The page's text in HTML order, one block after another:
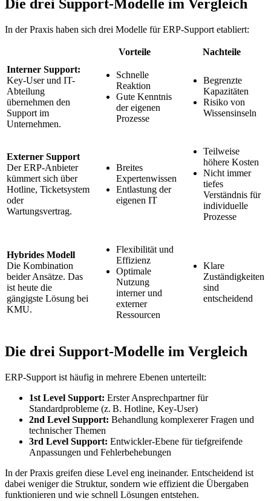
Die drei Support-Modelle im Vergleich
In der Praxis haben sich drei Modelle für ERP-Support etabliert:
Vorteile
Nachteile
Interner Support:
Key-User und IT-
Abteilung
übernehmen den
Support im
Unternehmen.
Schnelle
Reaktion
Gute Kenntnis
der eigenen
Prozesse
Begrenzte
Kapazitäten
Risiko von
Wissensinseln
Externer Support
Der ERP-Anbieter
kümmert sich über
Hotline, Ticketsystem
oder
Wartungsvertrag.
Breites
Expertenwissen
Entlastung der
eigenen IT
Teilweise
höhere Kosten
Nicht immer
tiefes
Verständnis für
individuelle
Prozesse
Hybrides Modell
Die Kombination
beider Ansätze. Das
ist heute die
gängigste Lösung bei
KMU.
Flexibilität und
Effizienz
Optimale
Nutzung
interner und
externer
Ressourcen
Klare
Zuständigkeiten
sind
entscheidend
Die drei Support-Modelle im Vergleich
ERP-Support ist häufig in mehrere Ebenen unterteilt:
1st Level Support: Erster Ansprechpartner für
Standardprobleme (z. B. Hotline, Key-User)
2nd Level Support: Behandlung komplexerer Fragen und
technischer Themen
3rd Level Support: Entwickler-Ebene für tiefgreifende
Anpassungen und Fehlerbehebungen
In der Praxis greifen diese Level eng ineinander. Entscheidend ist
dabei weniger die Struktur, sondern wie effizient die Übergaben
funktionieren und wie schnell Lösungen entstehen.